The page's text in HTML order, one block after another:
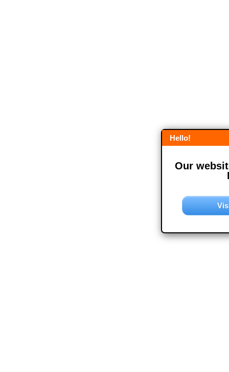
Hello!
Our